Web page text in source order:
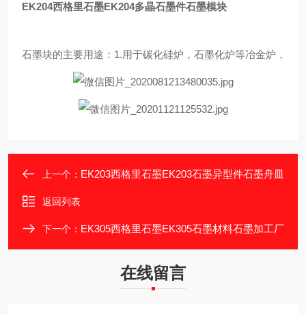
EK204西格里石墨EK204多晶石墨件石墨模块
石墨块的主要用途：1.用于碳化硅炉，石墨化炉等冶金炉，电
上一个： EK203西格里石墨EK203石墨异型件石墨舟皿
返回列表
下一个： EK305西格里石墨EK305石墨材料石墨加工厂
在线留言